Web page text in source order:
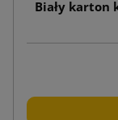
Biały karton